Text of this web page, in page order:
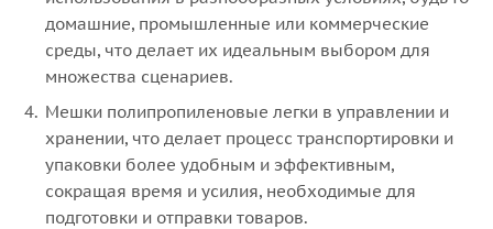
домашние, промышленные или коммерческие
среды, что делает их идеальным выбором для
множества сценариев.
Мешки полипропиленовые легки в управлении и
хранении, что делает процесс транспортировки и
упаковки более удобным и эффективным,
сокращая время и усилия, необходимые для
подготовки и отправки товаров.